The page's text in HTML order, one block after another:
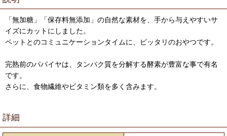
「無加糖」「保存料無添加」の自然な素材を、手から与えやすいサ
イズにカットにしました。
ペットとのコミュニケーションタイムに、ピッタリのおやつです。
完熟前のパパイヤは、タンパク質を分解する酵素が豊富な事で有名
です。
さらに、食物繊維やビタミン類を多く含みます。
詳細